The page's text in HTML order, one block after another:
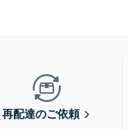
再配達のご依頼